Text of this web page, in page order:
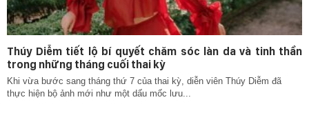
Thúy Diễm tiết lộ bí quyết chăm sóc làn da và tinh thần
trong những tháng cuối thai kỳ
Khi vừa bước sang tháng thứ 7 của thai kỳ, diễn viên Thúy Diễm đã
thực hiện bộ ảnh mới như một dấu mốc lưu...